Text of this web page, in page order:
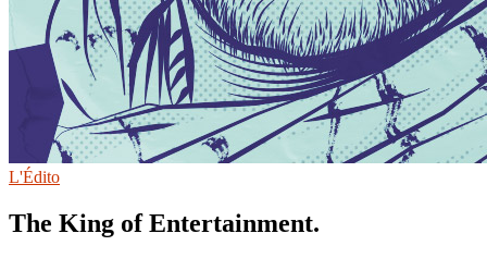
L'Édito
The King of Entertainment.